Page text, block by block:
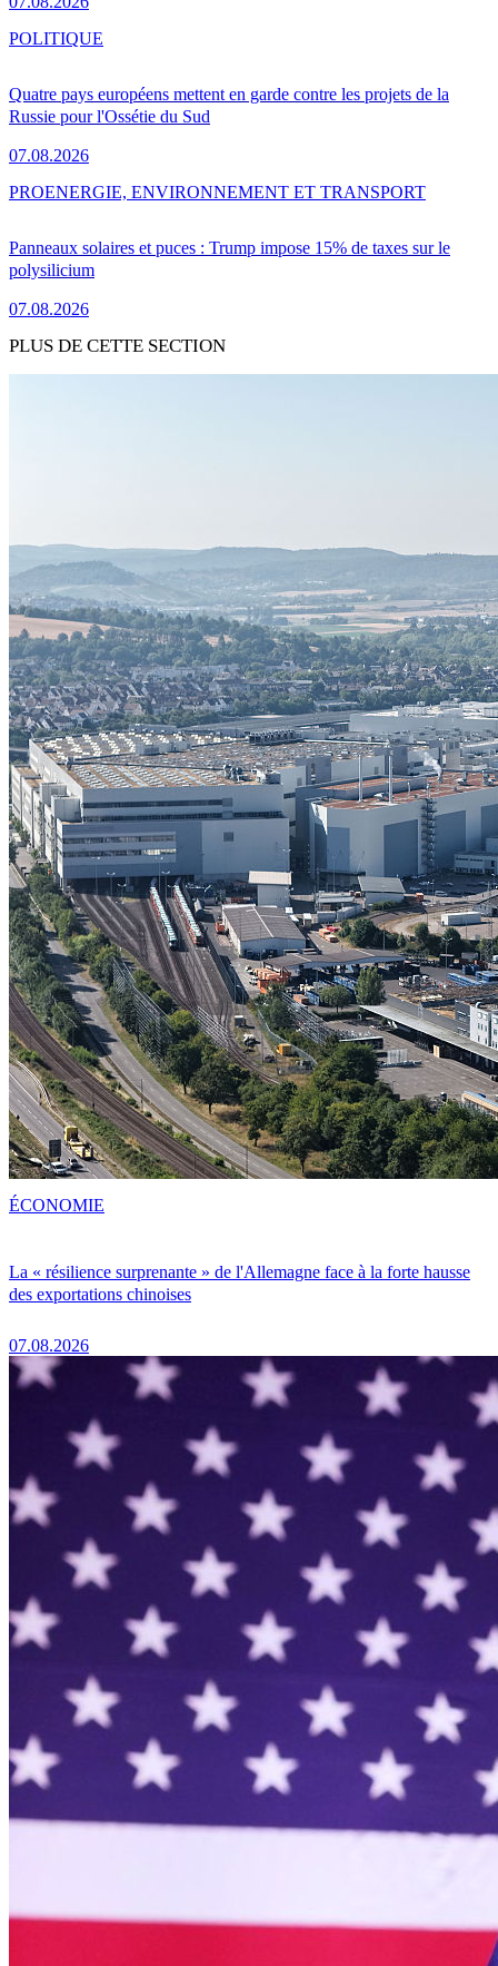
Quatre pays européens mettent en garde contre les projets de la
Russie pour l'Ossétie du Sud
07.08.2026
POLITIQUE
Panneaux solaires et puces : Trump impose 15% de taxes sur le
polysilicium
07.08.2026
PROENERGIE, ENVIRONNEMENT ET TRANSPORT
PLUS DE CETTE SECTION
La « résilience surprenante » de l'Allemagne face à la forte hausse
des exportations chinoises
07.08.2026
ÉCONOMIE